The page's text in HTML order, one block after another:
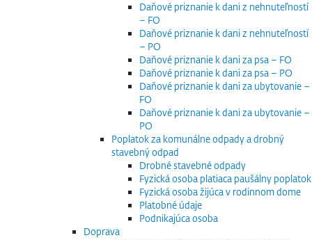
Daňové priznanie k dani z nehnuteľností
– FO
Daňové priznanie k dani z nehnuteľností
– PO
Daňové priznanie k dani za psa – FO
Daňové priznanie k dani za psa – PO
Daňové priznanie k dani za ubytovanie –
FO
Daňové priznanie k dani za ubytovanie –
PO
Poplatok za komunálne odpady a drobný
stavebný odpad
Drobné stavebné odpady
Fyzická osoba platiaca paušálny poplatok
Fyzická osoba žijúca v rodinnom dome
Platobné údaje
Podnikajúca osoba
Doprava